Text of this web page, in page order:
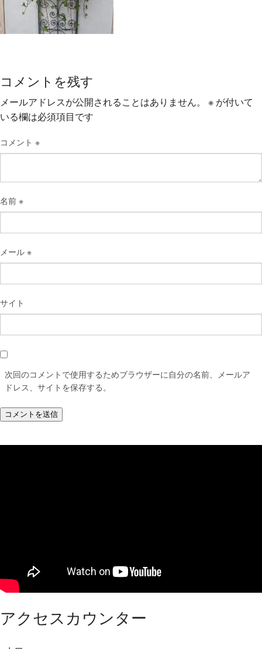
コメントを残す
メールアドレスが公開されることはありません。 ※ が付いて
いる欄は必須項目です
コメント ※
名前 ※
メール ※
サイト
次回のコメントで使用するためブラウザーに自分の名前、メールア
ドレス、サイトを保存する。
アクセスカウンター